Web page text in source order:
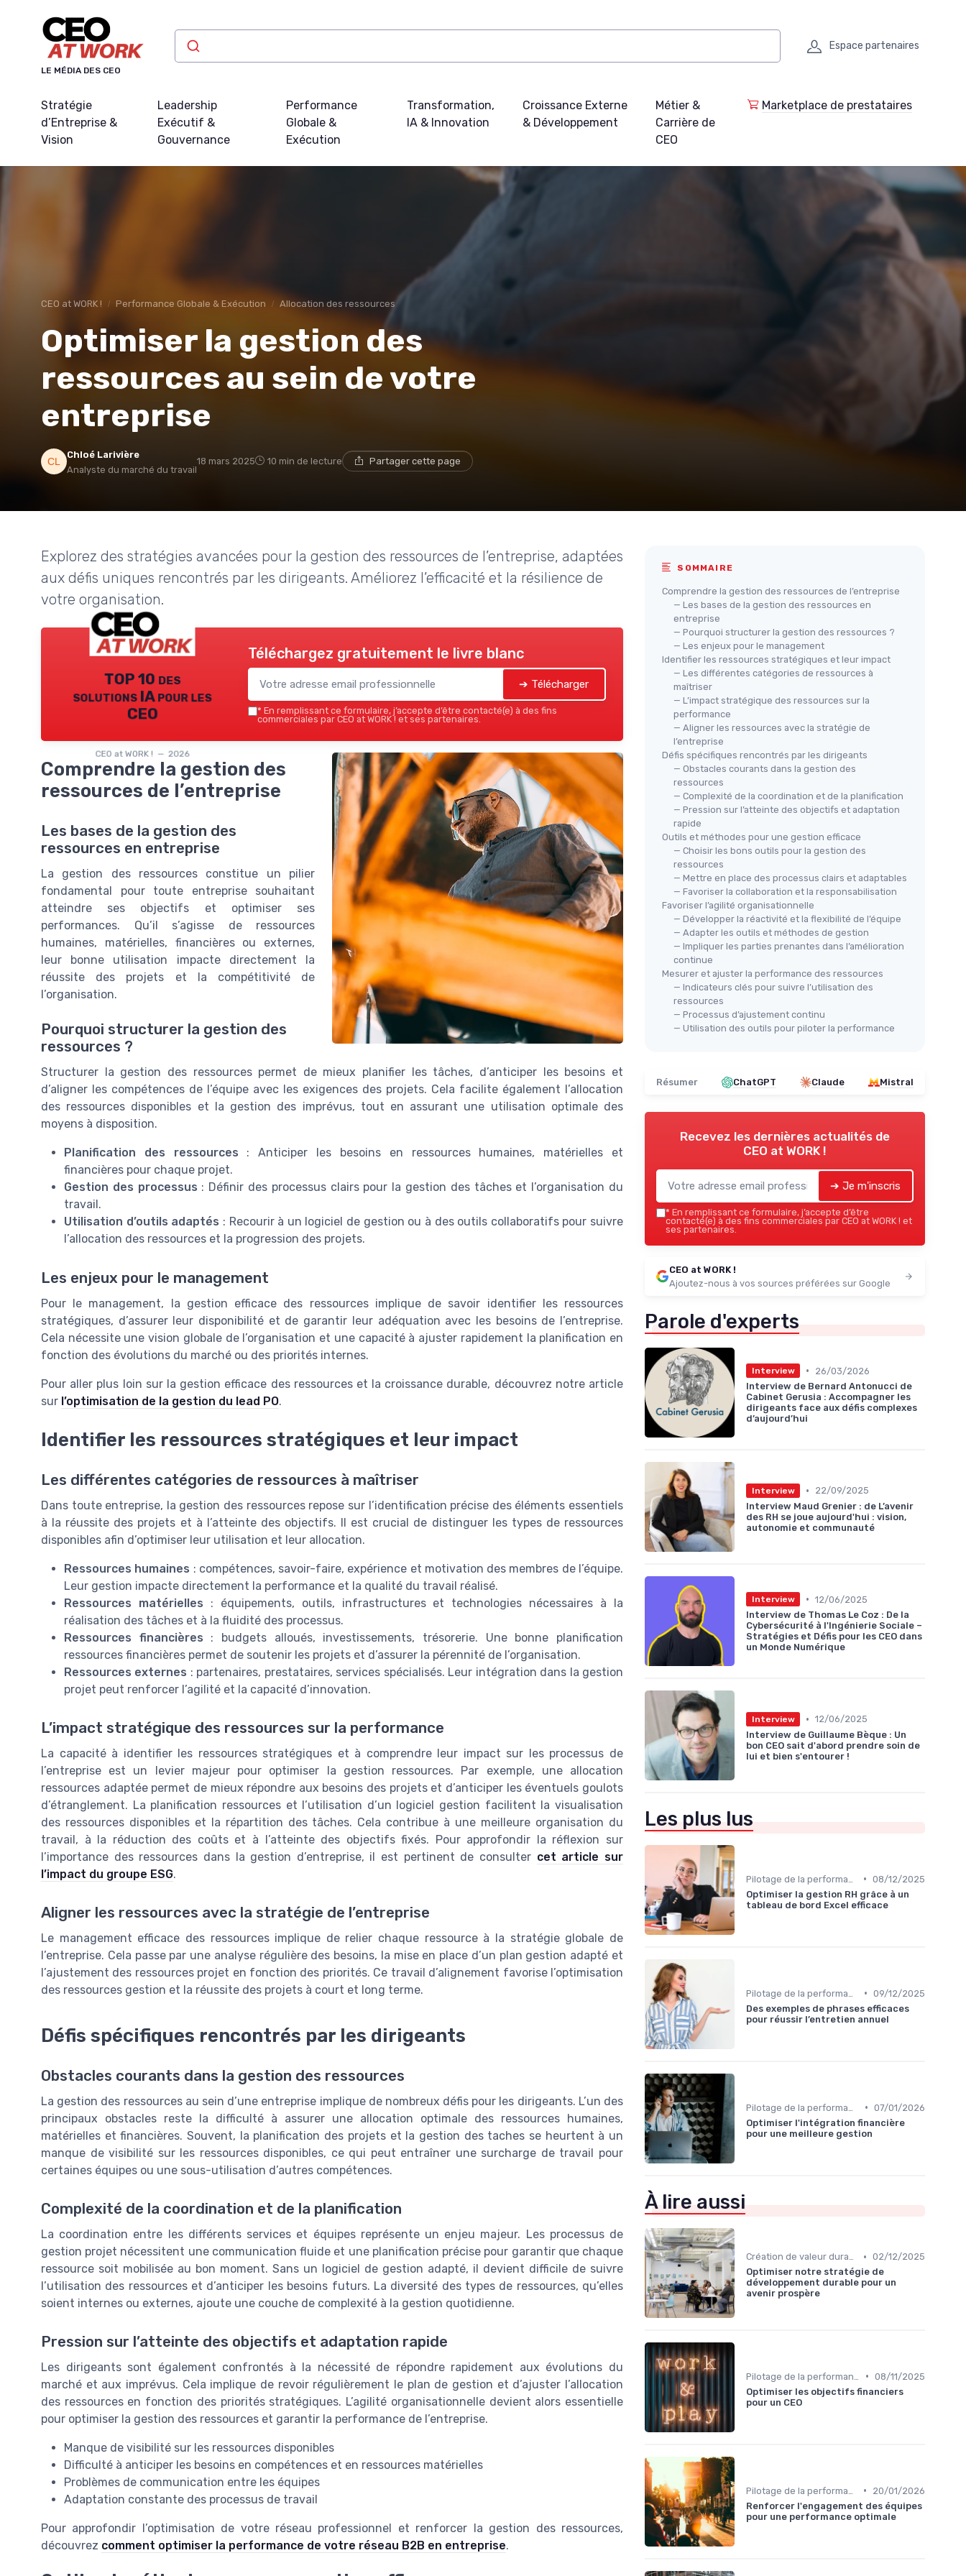
LE MÉDIA DES CEO
Espace partenaires
Stratégie
d’Entreprise &
Vision
Leadership
Exécutif &
Gouvernance
Performance
Globale &
Exécution
Transformation,
IA & Innovation
Croissance Externe
& Développement
Métier &
Carrière de
CEO
Marketplace de prestataires
CEO at WORK ! Performance Globale & Exécution Allocation des ressources
Optimiser la gestion des
ressources au sein de votre
entreprise
Chloé Larivière
Analyste du marché du travail
18 mars 2025 10 min de lecture Partager cette page
Explorez des stratégies avancées pour la gestion des ressources de l’entreprise, adaptées
aux défis uniques rencontrés par les dirigeants. Améliorez l’efficacité et la résilience de
votre organisation.
TOP 10 des
solutions IA pour les
CEO
CEO at WORK ! — 2026
Téléchargez gratuitement le livre blanc
➔ Télécharger
* En remplissant ce formulaire, j’accepte d’être contacté(e) à des fins
commerciales par CEO at WORK ! et ses partenaires.
Comprendre la gestion des
ressources de l’entreprise
Les bases de la gestion des
ressources en entreprise
La gestion des ressources constitue un pilier
fondamental pour toute entreprise souhaitant
atteindre ses objectifs et optimiser ses
performances. Qu’il s’agisse de ressources
humaines, matérielles, financières ou externes,
leur bonne utilisation impacte directement la
réussite des projets et la compétitivité de
l’organisation.
Pourquoi structurer la gestion des
ressources ?
Structurer la gestion des ressources permet de mieux planifier les tâches, d’anticiper les besoins et
d’aligner les compétences de l’équipe avec les exigences des projets. Cela facilite également l’allocation
des ressources disponibles et la gestion des imprévus, tout en assurant une utilisation optimale des
moyens à disposition.
Planification des ressources : Anticiper les besoins en ressources humaines, matérielles et
financières pour chaque projet.
Gestion des processus : Définir des processus clairs pour la gestion des tâches et l’organisation du
travail.
Utilisation d’outils adaptés : Recourir à un logiciel de gestion ou à des outils collaboratifs pour suivre
l’allocation des ressources et la progression des projets.
Les enjeux pour le management
Pour le management, la gestion efficace des ressources implique de savoir identifier les ressources
stratégiques, d’assurer leur disponibilité et de garantir leur adéquation avec les besoins de l’entreprise.
Cela nécessite une vision globale de l’organisation et une capacité à ajuster rapidement la planification en
fonction des évolutions du marché ou des priorités internes.
Pour aller plus loin sur la gestion efficace des ressources et la croissance durable, découvrez notre article
sur l’optimisation de la gestion du lead PO.
Identifier les ressources stratégiques et leur impact
Les différentes catégories de ressources à maîtriser
Dans toute entreprise, la gestion des ressources repose sur l’identification précise des éléments essentiels
à la réussite des projets et à l’atteinte des objectifs. Il est crucial de distinguer les types de ressources
disponibles afin d’optimiser leur utilisation et leur allocation.
Ressources humaines : compétences, savoir-faire, expérience et motivation des membres de l’équipe.
Leur gestion impacte directement la performance et la qualité du travail réalisé.
Ressources matérielles : équipements, outils, infrastructures et technologies nécessaires à la
réalisation des tâches et à la fluidité des processus.
Ressources financières : budgets alloués, investissements, trésorerie. Une bonne planification
ressources financières permet de soutenir les projets et d’assurer la pérennité de l’organisation.
Ressources externes : partenaires, prestataires, services spécialisés. Leur intégration dans la gestion
projet peut renforcer l’agilité et la capacité d’innovation.
L’impact stratégique des ressources sur la performance
La capacité à identifier les ressources stratégiques et à comprendre leur impact sur les processus de
l’entreprise est un levier majeur pour optimiser la gestion ressources. Par exemple, une allocation
ressources adaptée permet de mieux répondre aux besoins des projets et d’anticiper les éventuels goulots
d’étranglement. La planification ressources et l’utilisation d’un logiciel gestion facilitent la visualisation
des ressources disponibles et la répartition des tâches. Cela contribue à une meilleure organisation du
travail, à la réduction des coûts et à l’atteinte des objectifs fixés. Pour approfondir la réflexion sur
l’importance des ressources dans la gestion d’entreprise, il est pertinent de consulter cet article sur
l’impact du groupe ESG.
Aligner les ressources avec la stratégie de l’entreprise
Le management efficace des ressources implique de relier chaque ressource à la stratégie globale de
l’entreprise. Cela passe par une analyse régulière des besoins, la mise en place d’un plan gestion adapté et
l’ajustement des ressources projet en fonction des priorités. Ce travail d’alignement favorise l’optimisation
des ressources gestion et la réussite des projets à court et long terme.
Défis spécifiques rencontrés par les dirigeants
Obstacles courants dans la gestion des ressources
La gestion des ressources au sein d’une entreprise implique de nombreux défis pour les dirigeants. L’un des
principaux obstacles reste la difficulté à assurer une allocation optimale des ressources humaines,
matérielles et financières. Souvent, la planification des projets et la gestion des taches se heurtent à un
manque de visibilité sur les ressources disponibles, ce qui peut entraîner une surcharge de travail pour
certaines équipes ou une sous-utilisation d’autres compétences.
Complexité de la coordination et de la planification
La coordination entre les différents services et équipes représente un enjeu majeur. Les processus de
gestion projet nécessitent une communication fluide et une planification précise pour garantir que chaque
ressource soit mobilisée au bon moment. Sans un logiciel de gestion adapté, il devient difficile de suivre
l’utilisation des ressources et d’anticiper les besoins futurs. La diversité des types de ressources, qu’elles
soient internes ou externes, ajoute une couche de complexité à la gestion quotidienne.
Pression sur l’atteinte des objectifs et adaptation rapide
Les dirigeants sont également confrontés à la nécessité de répondre rapidement aux évolutions du
marché et aux imprévus. Cela implique de revoir régulièrement le plan de gestion et d’ajuster l’allocation
des ressources en fonction des priorités stratégiques. L’agilité organisationnelle devient alors essentielle
pour optimiser la gestion des ressources et garantir la performance de l’entreprise.
Manque de visibilité sur les ressources disponibles
Difficulté à anticiper les besoins en compétences et en ressources matérielles
Problèmes de communication entre les équipes
Adaptation constante des processus de travail
Pour approfondir l’optimisation de votre réseau professionnel et renforcer la gestion des ressources,
découvrez comment optimiser la performance de votre réseau B2B en entreprise.
SOMMAIRE
Comprendre la gestion des ressources de l’entreprise
— Les bases de la gestion des ressources en
entreprise
— Pourquoi structurer la gestion des ressources ?
— Les enjeux pour le management
Identifier les ressources stratégiques et leur impact
— Les différentes catégories de ressources à
maîtriser
— L’impact stratégique des ressources sur la
performance
— Aligner les ressources avec la stratégie de
l’entreprise
Défis spécifiques rencontrés par les dirigeants
— Obstacles courants dans la gestion des
ressources
— Complexité de la coordination et de la planification
— Pression sur l’atteinte des objectifs et adaptation
rapide
Outils et méthodes pour une gestion efficace
— Choisir les bons outils pour la gestion des
ressources
— Mettre en place des processus clairs et adaptables
— Favoriser la collaboration et la responsabilisation
Favoriser l’agilité organisationnelle
— Développer la réactivité et la flexibilité de l’équipe
— Adapter les outils et méthodes de gestion
— Impliquer les parties prenantes dans l’amélioration
continue
Mesurer et ajuster la performance des ressources
— Indicateurs clés pour suivre l’utilisation des
ressources
— Processus d’ajustement continu
— Utilisation des outils pour piloter la performance
Résumer ChatGPT Claude Mistral
Recevez les dernières actualités de
CEO at WORK !
➔ Je m'inscris
* En remplissant ce formulaire, j’accepte d’être
contacté(e) à des fins commerciales par CEO at WORK ! et
ses partenaires.
CEO at WORK !
Ajoutez-nous à vos sources préférées sur Google
Parole d'experts
Interview •
26/03/2026
Interview de Bernard Antonucci de
Cabinet Gerusia : Accompagner les
dirigeants face aux défis complexes
d’aujourd’hui
Interview •
22/09/2025
Interview Maud Grenier : de L’avenir
des RH se joue aujourd'hui : vision,
autonomie et communauté
Interview • 12/06/2025
Interview de Thomas Le Coz : De la
Cybersécurité à l'Ingénierie Sociale –
Stratégies et Défis pour les CEO dans
un Monde Numérique
Interview • 12/06/2025
Interview de Guillaume Bèque : Un
bon CEO sait d'abord prendre soin de
lui et bien s'entourer !
Les plus lus
• 08/12/2025
Optimiser la gestion RH grâce à un
tableau de bord Excel efficace
• 09/12/2025
Des exemples de phrases efficaces
pour réussir l’entretien annuel
• 07/01/2026
Optimiser l'intégration financière
pour une meilleure gestion
À lire aussi
Création de valeur durable • 02/12/2025
Optimiser notre stratégie de
développement durable pour un
avenir prospère
• 08/11/2025
Optimiser les objectifs financiers
pour un CEO
•
20/01/2026
Renforcer l'engagement des équipes
pour une performance optimale